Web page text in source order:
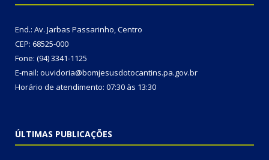
End.: Av. Jarbas Passarinho, Centro
CEP: 68525-000
Fone: (94) 3341-1125
E-mail: ouvidoria@bomjesusdotocantins.pa.gov.br
Horário de atendimento: 07:30 às 13:30
ÚLTIMAS PUBLICAÇÕES